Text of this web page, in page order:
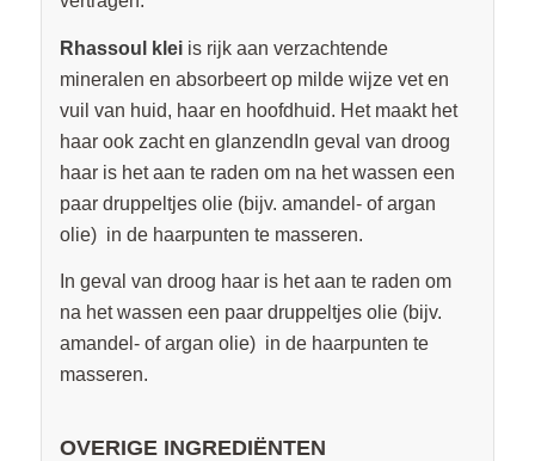
Rhassoul klei is rijk aan verzachtende
mineralen en absorbeert op milde wijze vet en
vuil van huid, haar en hoofdhuid. Het maakt het
haar ook zacht en glanzendIn geval van droog
haar is het aan te raden om na het wassen een
paar druppeltjes olie (bijv. amandel- of argan
olie) in de haarpunten te masseren.
In geval van droog haar is het aan te raden om
na het wassen een paar druppeltjes olie (bijv.
amandel- of argan olie) in de haarpunten te
masseren.
OVERIGE INGREDIËNTEN